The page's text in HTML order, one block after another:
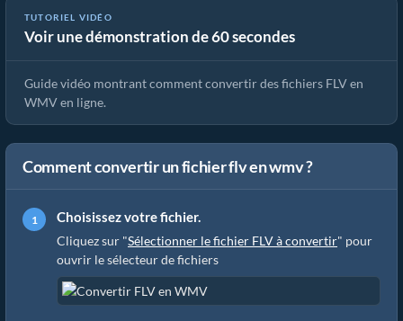
TUTORIEL VIDÉO
Voir une démonstration de 60 secondes
Comment convertir un FLV en WMV en quelques secondes !
Guide vidéo montrant comment convertir des fichiers FLV en
WMV en ligne.
Comment convertir un fichier flv en wmv ?
Choisissez votre fichier.
Cliquez sur "Sélectionner le fichier FLV à convertir" pour
ouvrir le sélecteur de fichiers